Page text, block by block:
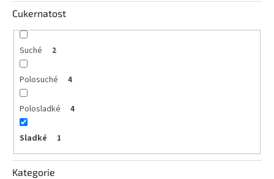
Dárkové
vína
Delikatesy
vínu
Vývrtky
objem
Cukernatost
Suché 2
Polosuché 4
Polosladké 4
Sladké 1
Kategorie